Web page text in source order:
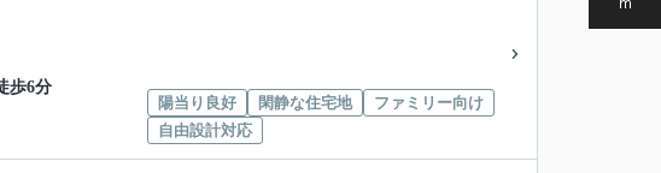
歩6分
陽当り良好
閑静な住宅地
ファミリー向け
自由設計対応